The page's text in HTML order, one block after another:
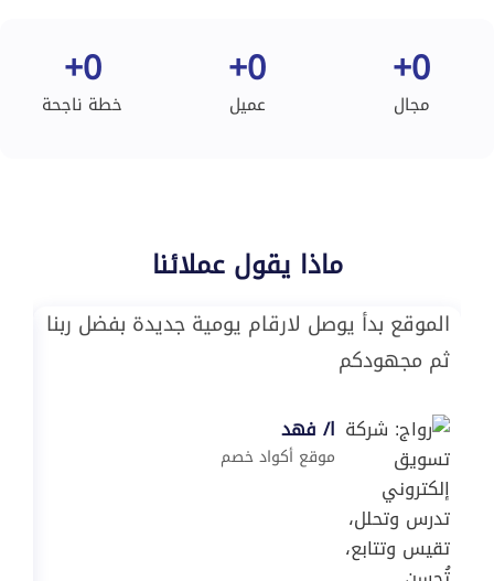
مجال
0
+
عميل
0
+
خطة ناجحة
0
+
ماذا يقول عملائنا
الموقع بدأ يوصل لارقام يومية جديدة بفضل ربنا
ثم مجهودكم
ا/ فهد
موقع أكواد خصم